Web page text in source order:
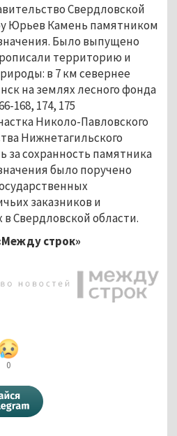
Свердловской
Юрьев Камень памятником
Было выпущено
территорию и
в 7 км севернее
на землях лесного фонда
168, 174, 175
Николо-Павловского
Нижнетагильского
за сохранность памятника
было поручено
заказников и
Свердловской области.
строк»
0